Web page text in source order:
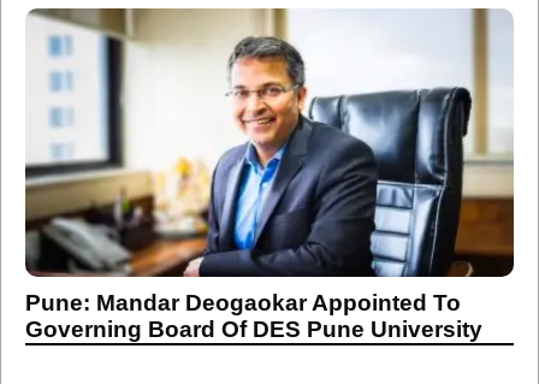
Pune: Mandar Deogaokar Appointed To
Governing Board Of DES Pune University